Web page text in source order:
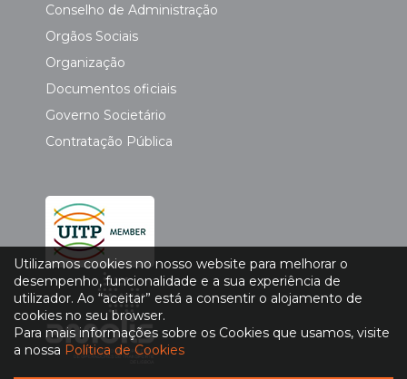
Conselho de Administração
Orgãos Sociais
Organização
Documentos oficiais
Governo Societário
Contratação Pública
Utilizamos cookies no nosso website para melhorar o
desempenho, funcionalidade e a sua experiência de
utilizador. Ao “aceitar” está a consentir o alojamento de
cookies no seu browser.
Para mais informações sobre os Cookies que usamos, visite
a nossa Política de Cookies